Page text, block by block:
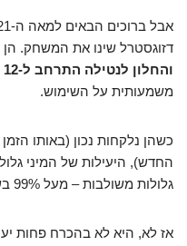
דזוגסטרל שינו את המשחק. הן
והחלון לנטילה התרחב ל-12 שעות
משמעותית על השימוש.
החדש), היעילות של המיני
גלולות משולבות – מעל 99% בשימוש מושלם.
אז לא, היא לא בהכרח פחות